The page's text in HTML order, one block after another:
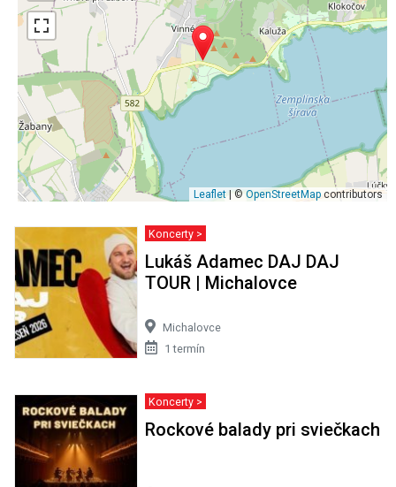
Leaflet | © OpenStreetMap contributors
Koncerty >
Lukáš Adamec DAJ DAJ
TOUR | Michalovce
Michalovce
1 termín
Koncerty >
Rockové balady pri sviečkach